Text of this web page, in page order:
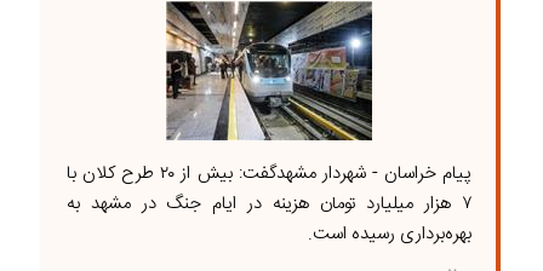
پیام خراسان - شهردار مشهدگفت: بیش از ۲۰ طرح کلان‌ با
۷ هزار میلیارد تومان هزینه در ایام جنگ در مشهد به
بهره‌برداری رسیده است.